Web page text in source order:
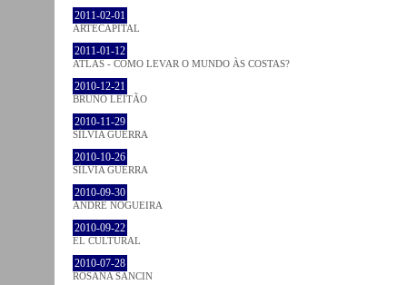
2011-02-01
ARTECAPITAL
2011-01-12
ATLAS - COMO LEVAR O MUNDO ÀS COSTAS?
2010-12-21
BRUNO LEITÃO
2010-11-29
SÍLVIA GUERRA
2010-10-26
SÍLVIA GUERRA
2010-09-30
ANDRÉ NOGUEIRA
2010-09-22
EL CULTURAL
2010-07-28
ROSANA SANCIN